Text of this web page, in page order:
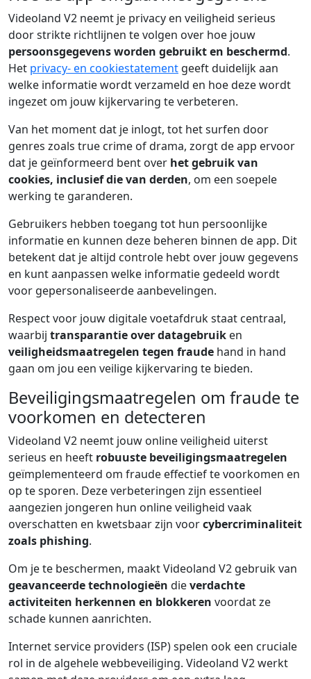
Videoland V2 neemt je privacy en veiligheid serieus
door strikte richtlijnen te volgen over hoe jouw
persoonsgegevens worden gebruikt en beschermd.
Het privacy- en cookiestatement geeft duidelijk aan
welke informatie wordt verzameld en hoe deze wordt
ingezet om jouw kijkervaring te verbeteren.
Van het moment dat je inlogt, tot het surfen door
genres zoals true crime of drama, zorgt de app ervoor
dat je geïnformeerd bent over het gebruik van
cookies, inclusief die van derden, om een soepele
werking te garanderen.
Gebruikers hebben toegang tot hun persoonlijke
informatie en kunnen deze beheren binnen de app. Dit
betekent dat je altijd controle hebt over jouw gegevens
en kunt aanpassen welke informatie gedeeld wordt
voor gepersonaliseerde aanbevelingen.
Respect voor jouw digitale voetafdruk staat centraal,
waarbij transparantie over datagebruik en
veiligheidsmaatregelen tegen fraude hand in hand
gaan om jou een veilige kijkervaring te bieden.
Beveiligingsmaatregelen om fraude te
voorkomen en detecteren
Videoland V2 neemt jouw online veiligheid uiterst
serieus en heeft robuuste beveiligingsmaatregelen
geïmplementeerd om fraude effectief te voorkomen en
op te sporen. Deze verbeteringen zijn essentieel
aangezien jongeren hun online veiligheid vaak
overschatten en kwetsbaar zijn voorcybercriminaliteit
zoals phishing.
Om je te beschermen, maakt Videoland V2 gebruik van
geavanceerde technologieën dieverdachte
activiteiten herkennen en blokkeren voordat ze
schade kunnen aanrichten.
Internet service providers (ISP) spelen ook een cruciale
rol in de algehele webbeveiliging. Videoland V2 werkt